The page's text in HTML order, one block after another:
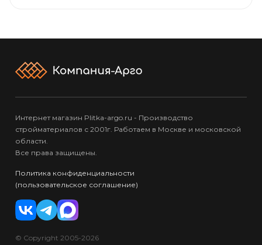
Интернет магазин Plitka-argo.ru - Производство
стройматериалов с 2001г. Работаем в Москве и московской
области.
Все права защищены.
Политика конфиденциальности
(пользовательское соглашение)
© Copyright 2005-2026